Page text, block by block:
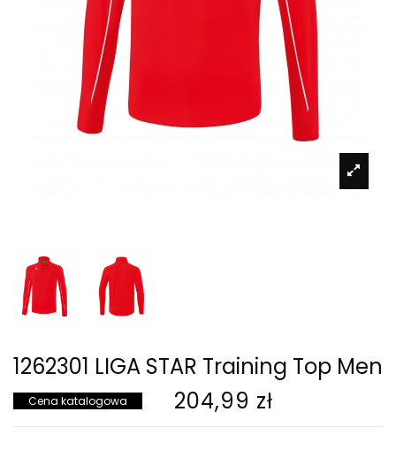
1262301 LIGA STAR Training Top Men
Cena katalogowa 204,99 zł